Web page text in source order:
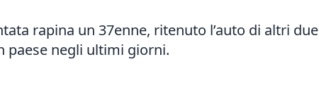
rapina un 37enne, ritenuto l’auto di altri due
paese negli ultimi giorni.